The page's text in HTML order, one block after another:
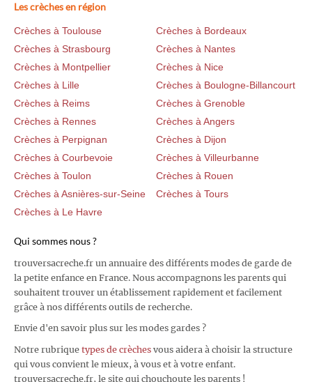
Les crèches en région
Crèches à Toulouse
Crèches à Bordeaux
Crèches à Strasbourg
Crèches à Nantes
Crèches à Montpellier
Crèches à Nice
Crèches à Lille
Crèches à Boulogne-Billancourt
Crèches à Reims
Crèches à Grenoble
Crèches à Rennes
Crèches à Angers
Crèches à Perpignan
Crèches à Dijon
Crèches à Courbevoie
Crèches à Villeurbanne
Crèches à Toulon
Crèches à Rouen
Crèches à Asnières-sur-Seine
Crèches à Tours
Crèches à Le Havre
Qui sommes nous ?
trouversacreche.fr un annuaire des différents modes de garde de
la petite enfance en France. Nous accompagnons les parents qui
souhaitent trouver un établissement rapidement et facilement
grâce à nos différents outils de recherche.
Envie d'en savoir plus sur les modes gardes ?
Notre rubrique types de crèches vous aidera à choisir la structure
qui vous convient le mieux, à vous et à votre enfant.
trouversacreche.fr, le site qui chouchoute les parents !